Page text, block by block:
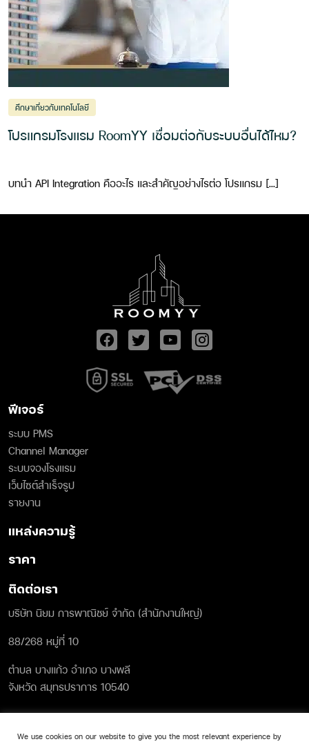
ศึกษาเกี่ยวกับเทคโนโลยี
โปรแกรมโรงแรม RoomYY เชื่อมต่อกับระบบอื่นได้ไหม?
บทนำ API Integration คืออะไร และสำคัญอย่างไรต่อ โปรแกรม […]
We use cookies on our website to give you the most relevant experience by
ฟีเจอร์
ระบบ PMS
Channel Manager
ระบบจองโรงแรม
เว็บไซต์สำเร็จรูป
รายงาน
แหล่งความรู้
ราคา
ติดต่อเรา
บริษัท นิยม การพาณิชย์ จำกัด (สำนักงานใหญ่)
88/268 หมู่ที่ 10
ตำบล บางแก้ว อำเภอ บางพลี
จังหวัด สมุทรปราการ 10540
อีเมล :sales@roomyy.co